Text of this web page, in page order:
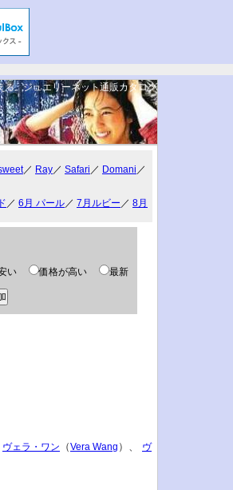
る。ジュエリーネット通販カタログ
／ Ray ／ Safari ／ Domani ／
／ 6月 パール ／ 7月ルビー ／ 8月
い 価格が高い 最新
ヴェラ・ワン （Vera Wang ）、
ヴ